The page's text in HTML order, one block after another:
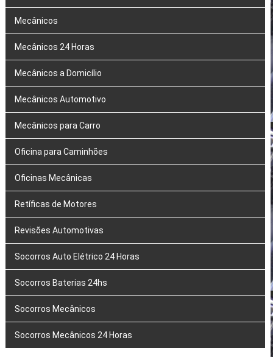
Mecânicos
Mecânicos 24 Horas
Mecânicos a Domicílio
Mecânicos Automotivo
Mecânicos para Carro
Oficina para Caminhões
Oficinas Mecânicas
Retíficas de Motores
Revisões Automotivas
Socorros Auto Elétrico 24 Horas
Socorros Baterias 24hs
Socorros Mecânicos
Socorros Mecânicos 24 Horas